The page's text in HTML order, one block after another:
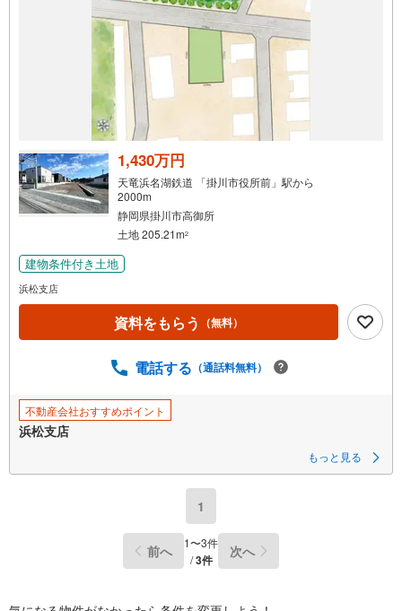
1,430万円
天竜浜名湖鉄道 「掛川市役所前」駅から
2000m
静岡県掛川市高御所
土地 205.21m2
建物条件付き土地
浜松支店
資料をもらう （無料）
電話する （通話料無料）
不動産会社おすすめポイント
浜松支店
もっと見る
1
前へ 1〜3件
/3件 次へ